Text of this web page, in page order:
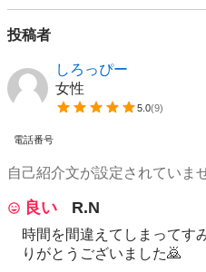
投稿者
しろっぴー
女性
5.0(9)
電話番号
自己紹介文が設定されていま
良い R.N
時間を間違えてしまってす
りがとうございました🙇